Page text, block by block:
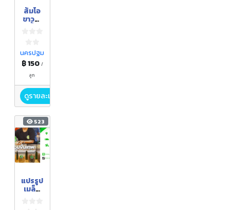
ส้มโอ
ขาวน้ำ
นครปฐม
฿ 150 /
ลูก
ดูรายละเอียด
523
แปรรูป
เมล็ด